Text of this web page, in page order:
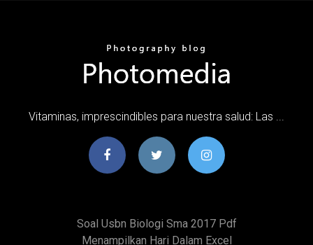
Vitaminas, imprescindibles para nuestra salud: Las ...
Soal Usbn Biologi Sma 2017 Pdf
Menampilkan Hari Dalam Excel